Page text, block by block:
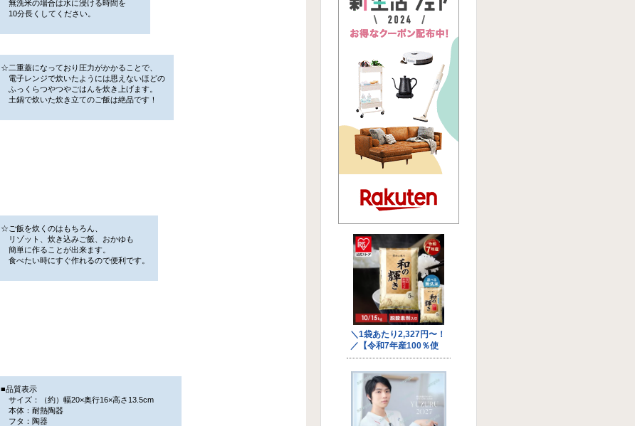
無洗米の場合は水に浸ける時間を
10分長くしてください。
☆二重蓋になっており圧力がかかることで、
電子レンジで炊いたようには思えないほどの
ふっくらつやつやごはんを炊き上げます。
土鍋で炊いた炊き立てのご飯は絶品です！
☆ご飯を炊くのはもちろん、
リゾット、炊き込みご飯、おかゆも
簡単に作ることが出来ます。
食べたい時にすぐ作れるので便利です。
■品質表示
サイズ：（約）幅20×奥行16×高さ13.5cm
本体：耐熱陶器
フタ：陶器